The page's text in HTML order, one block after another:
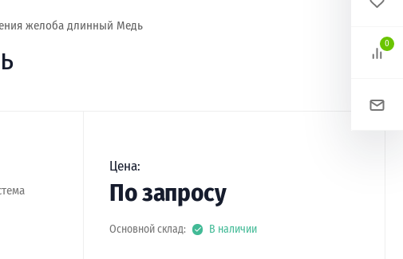
желоба длинный Медь
Цена:
По запросу
Основной склад: В наличии
0